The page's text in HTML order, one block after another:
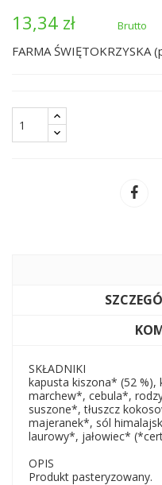
13,34 zł
Brutto
FARMA ŚWIĘTOKRZYSKA
SKŁADNIKI
kapusta kiszona* (52 %),
marchew*, cebula*,
suszone*, tłuszcz
majeranek*, sól
laurowy*, jałowiec*
OPIS
Produkt pasteryzowany.